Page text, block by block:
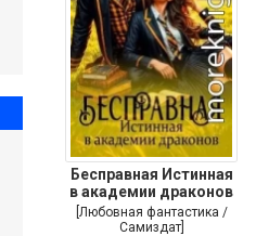
Бесправная Истинная
в академии драконов
[Любовная фантастика /
Самиздат]